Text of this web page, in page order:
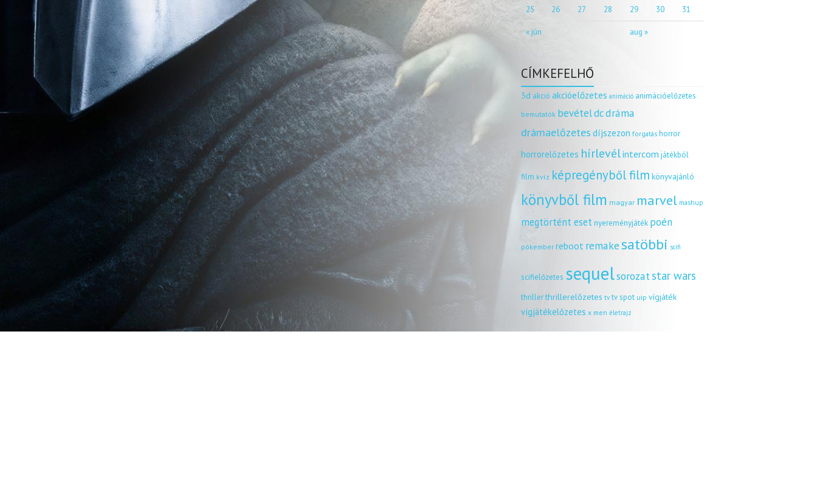
« jún aug »
25 26 27 28 29 30 31
CÍMKEFELHŐ
3d akció akcióelőzetes animáció animációelőzetes
bemutatók bevételdcdráma
drámaelőzetes díjszezon forgatás horror
horrorelőzetes hírlevélintercom játékból
film kvíz képregényből film könyvajánló
könyvből film magyar marvel mashup
megtörtént esetnyereményjáték poén
pókember reboot remakesatöbbi scifi
scifielőzetes sequelsorozatstar wars
thrillerthrillerelőzetes tv tv spot uip vígjáték
vígjátékelőzetes x men életrajz